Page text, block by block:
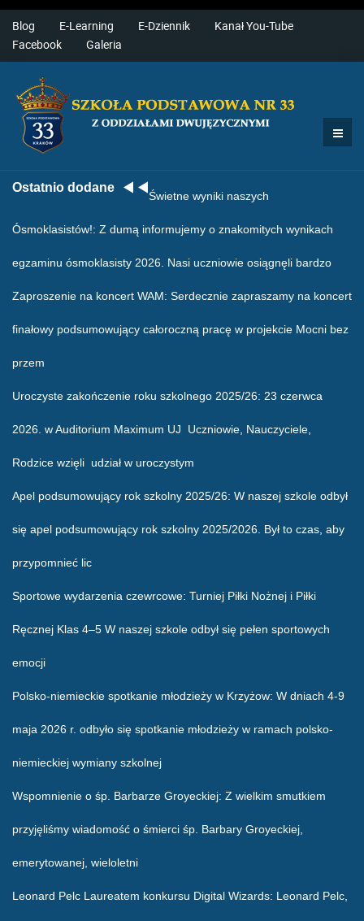
Blog E-Learning E-Dziennik
Kanał You-Tube
Facebook
Galeria
Ostatnio dodane
Świetne wyniki naszych
Ósmoklasistów!: Z dumą informujemy o znakomitych wynikach
egzaminu ósmoklasisty 2026. Nasi uczniowie osiągnęli bardzo
Zaproszenie na koncert WAM: Serdecznie zapraszamy na koncert
finałowy podsumowujący całoroczną pracę w projekcie Mocni bez
przem
Uroczyste zakończenie roku szkolnego 2025/26: 23 czerwca
2026. w Auditorium Maximum UJ Uczniowie, Nauczyciele,
Rodzice wzięli udział w uroczystym
Apel podsumowujący rok szkolny 2025/26: W naszej szkole odbył
się apel podsumowujący rok szkolny 2025/2026. Był to czas, aby
przypomnieć lic
Sportowe wydarzenia czewrcowe: Turniej Piłki Nożnej i Piłki
Ręcznej Klas 4–5 W naszej szkole odbył się pełen sportowych
emocji
Polsko-niemieckie spotkanie młodzieży w Krzyżow: W dniach 4-9
maja 2026 r. odbyło się spotkanie młodzieży w ramach polsko-
niemieckiej wymiany szkolnej
Wspomnienie o śp. Barbarze Groyeckiej: Z wielkim smutkiem
przyjęliśmy wiadomość o śmierci śp. Barbary Groyeckiej,
emerytowanej, wieloletni
Leonard Pelc Laureatem konkursu Digital Wizards: Leonard Pelc,